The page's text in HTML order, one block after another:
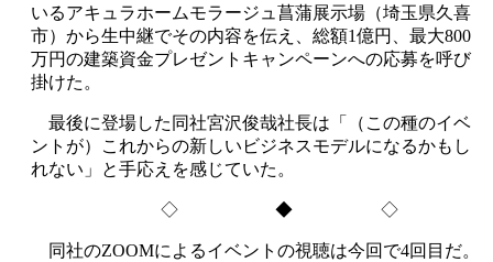
いるアキュラホームモラージュ菖蒲展示場（埼玉県久喜
市）から生中継でその内容を伝え、総額1億円、最大800
万円の建築資金プレゼントキャンペーンへの応募を呼び
掛けた。
最後に登場した同社宮沢俊哉社長は「（この種のイベ
ントが）これからの新しいビジネスモデルになるかもし
れない」と手応えを感じていた。
◇ ◆ ◇
同社のZOOMによるイベントの視聴は今回で4回目だ。